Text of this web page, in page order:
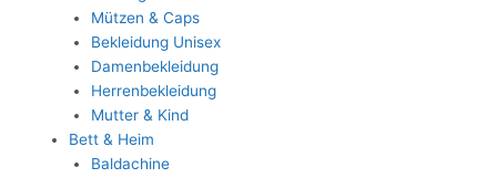
Mützen & Caps
Bekleidung Unisex
Damenbekleidung
Herrenbekleidung
Mutter & Kind
Bett & Heim
Baldachine